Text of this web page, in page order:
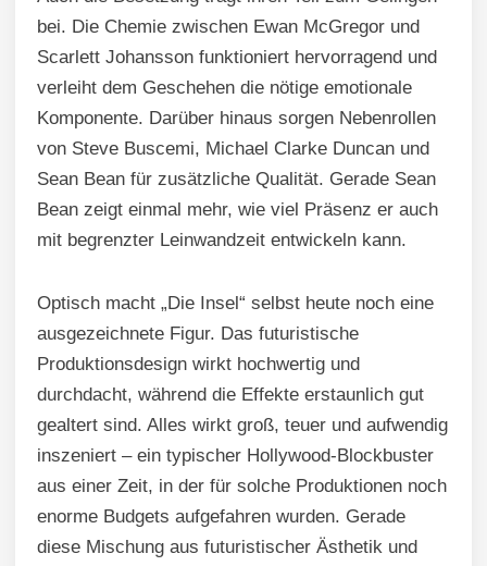
bei. Die Chemie zwischen Ewan McGregor und
Scarlett Johansson funktioniert hervorragend und
verleiht dem Geschehen die nötige emotionale
Komponente. Darüber hinaus sorgen Nebenrollen
von Steve Buscemi, Michael Clarke Duncan und
Sean Bean für zusätzliche Qualität. Gerade Sean
Bean zeigt einmal mehr, wie viel Präsenz er auch
mit begrenzter Leinwandzeit entwickeln kann.
Optisch macht „Die Insel“ selbst heute noch eine
ausgezeichnete Figur. Das futuristische
Produktionsdesign wirkt hochwertig und
durchdacht, während die Effekte erstaunlich gut
gealtert sind. Alles wirkt groß, teuer und aufwendig
inszeniert – ein typischer Hollywood-Blockbuster
aus einer Zeit, in der für solche Produktionen noch
enorme Budgets aufgefahren wurden. Gerade
diese Mischung aus futuristischer Ästhetik und